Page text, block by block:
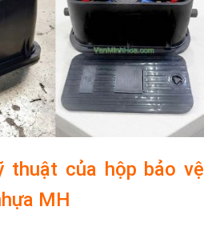
thuật của hộp bảo vệ
MH